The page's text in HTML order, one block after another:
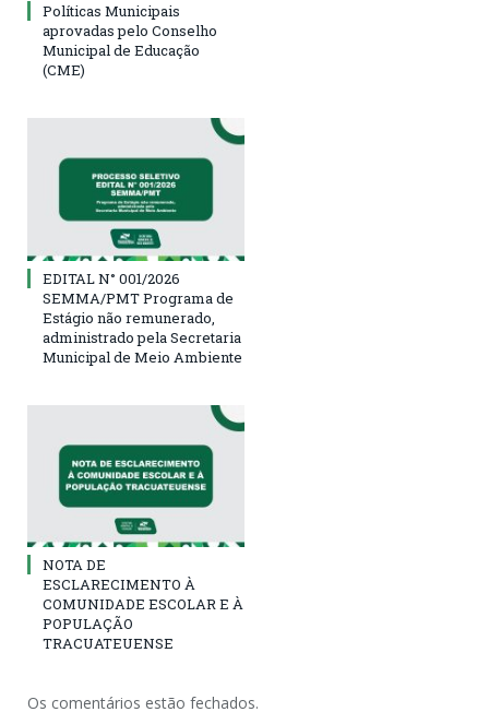
Políticas Municipais
aprovadas pelo Conselho
Municipal de Educação
(CME)
EDITAL N° 001/2026
SEMMA/PMT Programa de
Estágio não remunerado,
administrado pela Secretaria
Municipal de Meio Ambiente
NOTA DE
ESCLARECIMENTO À
COMUNIDADE ESCOLAR E À
POPULAÇÃO
TRACUATEUENSE
Os comentários estão fechados.